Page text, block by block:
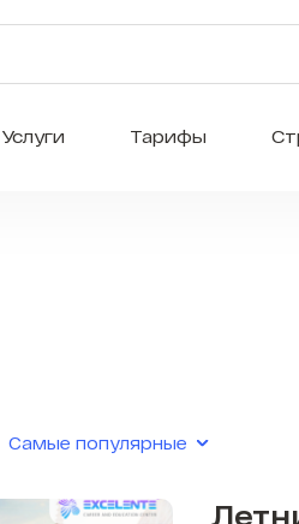
Услуги Тарифы
Самые популярные